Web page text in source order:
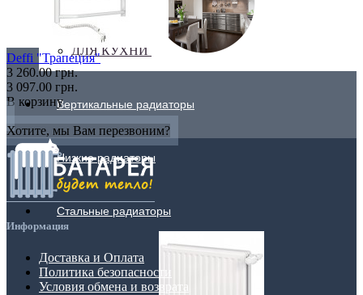
ДЛЯ КУХНИ
Вертикальные радиаторы
Низкие радиаторы
Стальные радиаторы
Deffi "Трапеция"
3 260.00 грн.
3 097.00 грн.
В корзину
Хотите, мы Вам перезвоним?
Информация
Доставка и Оплата
Политика безопасности
Условия обмена и возврата